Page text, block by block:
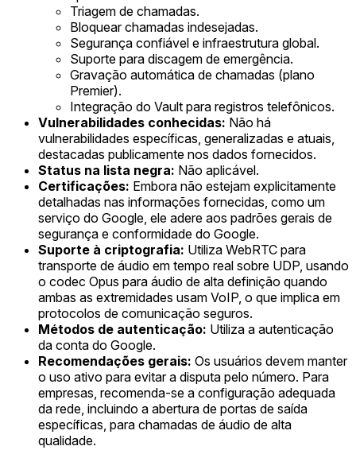
Triagem de chamadas.
Bloquear chamadas indesejadas.
Segurança confiável e infraestrutura global.
Suporte para discagem de emergência.
Gravação automática de chamadas (plano
Premier).
Integração do Vault para registros telefônicos.
Vulnerabilidades conhecidas: Não há
vulnerabilidades específicas, generalizadas e atuais,
destacadas publicamente nos dados fornecidos.
Status na lista negra: Não aplicável.
Certificações: Embora não estejam explicitamente
detalhadas nas informações fornecidas, como um
serviço do Google, ele adere aos padrões gerais de
segurança e conformidade do Google.
Suporte à criptografia: Utiliza WebRTC para
transporte de áudio em tempo real sobre UDP, usando
o codec Opus para áudio de alta definição quando
ambas as extremidades usam VoIP, o que implica em
protocolos de comunicação seguros.
Métodos de autenticação: Utiliza a autenticação
da conta do Google.
Recomendações gerais: Os usuários devem manter
o uso ativo para evitar a disputa pelo número. Para
empresas, recomenda-se a configuração adequada
da rede, incluindo a abertura de portas de saída
específicas, para chamadas de áudio de alta
qualidade.